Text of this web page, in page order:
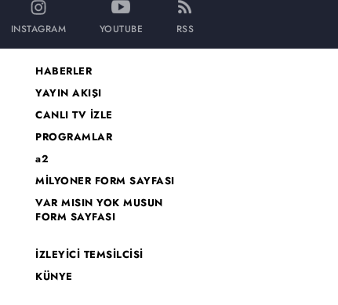
INSTAGRAM YOUTUBE RSS
HABERLER
YAYIN AKIŞI
CANLI TV İZLE
PROGRAMLAR
a2
MİLYONER FORM SAYFASI
VAR MISIN YOK MUSUN
FORM SAYFASI
İZLEYİCİ TEMSİLCİSİ
KÜNYE